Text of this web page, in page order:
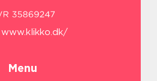
www.klikko.dk/
Menu